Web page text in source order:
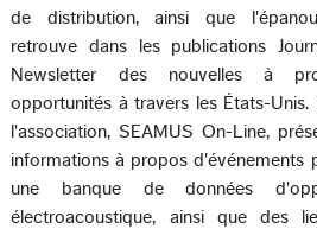
de distribution, ainsi que
retrouve dans les publications
Newsletter des nouvelles à
opportunités à travers les États-
l'association, SEAMUS On-Line,
informations à propos d'événements
une banque de données
électroacoustique, ainsi que des